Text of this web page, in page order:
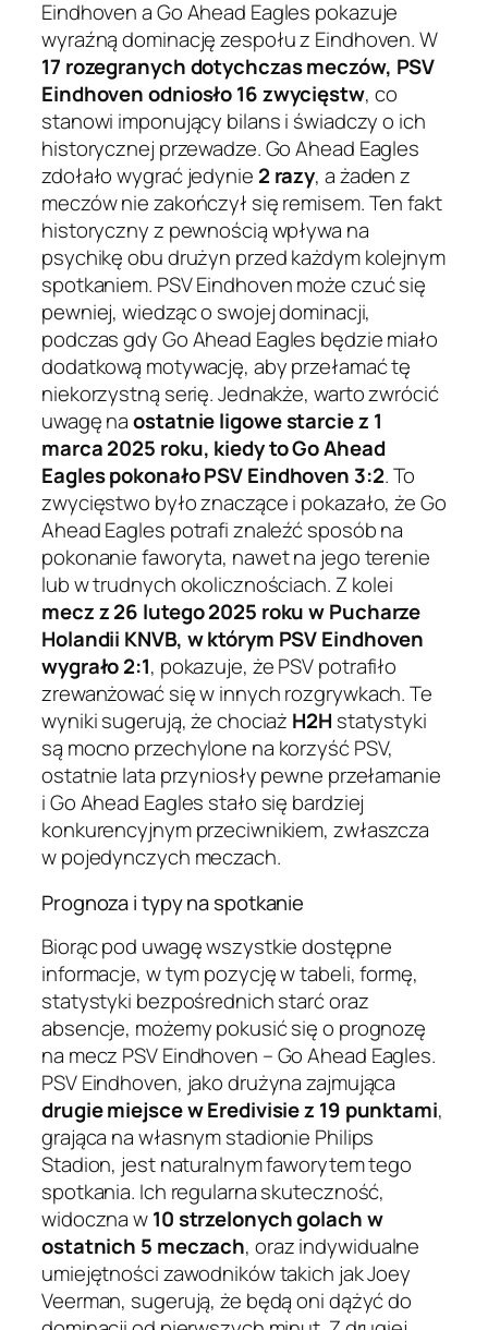
Eindhoven a Go Ahead Eagles pokazuje
wyraźną dominację zespołu z Eindhoven. W
17 rozegranych dotychczas meczów, PSV
Eindhoven odniosło 16 zwycięstw, co
stanowi imponujący bilans i świadczy o ich
historycznej przewadze. Go Ahead Eagles
zdołało wygrać jedynie 2 razy, a żaden z
meczów nie zakończył się remisem. Ten fakt
historyczny z pewnością wpływa na
psychikę obu drużyn przed każdym kolejnym
spotkaniem. PSV Eindhoven może czuć się
pewniej, wiedząc o swojej dominacji,
podczas gdy Go Ahead Eagles będzie miało
dodatkową motywację, aby przełamać tę
niekorzystną serię. Jednakże, warto zwrócić
uwagę naostatnie ligowe starcie z 1
marca 2025 roku, kiedy to Go Ahead
Eagles pokonało PSV Eindhoven 3:2. To
zwycięstwo było znaczące i pokazało, że Go
Ahead Eagles potrafi znaleźć sposób na
pokonanie faworyta, nawet na jego terenie
lub w trudnych okolicznościach. Z kolei
mecz z 26 lutego 2025 roku w Pucharze
Holandii KNVB, w którym PSV Eindhoven
wygrało 2:1, pokazuje, że PSV potrafiło
zrewanżować się w innych rozgrywkach. Te
wyniki sugerują, że chociaż H2H statystyki
są mocno przechylone na korzyść PSV,
ostatnie lata przyniosły pewne przełamanie
i Go Ahead Eagles stało się bardziej
konkurencyjnym przeciwnikiem, zwłaszcza
w pojedynczych meczach.
Prognoza i typy na spotkanie
Biorąc pod uwagę wszystkie dostępne
informacje, w tym pozycję w tabeli, formę,
statystyki bezpośrednich starć oraz
absencje, możemy pokusić się o prognozę
na mecz PSV Eindhoven – Go Ahead Eagles.
PSV Eindhoven, jako drużyna zajmująca
drugie miejsce w Eredivisie z 19 punktami,
grająca na własnym stadionie Philips
Stadion, jest naturalnym faworytem tego
spotkania. Ich regularna skuteczność,
widoczna w10 strzelonych golach w
ostatnich 5 meczach, oraz indywidualne
umiejętności zawodników takich jak Joey
Veerman, sugerują, że będą oni dążyć do